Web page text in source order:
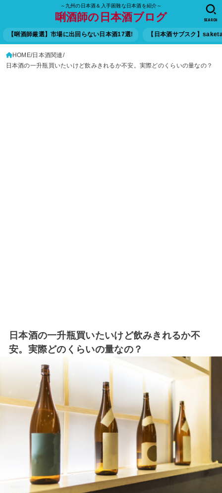
～九州の日本酒＆入手困難な日本酒を紹介～
唎酒師の日本酒ブログ
【唎酒師厳選】市場に出回らない日本酒17選! 【日本酒サブスク】
SEARCH
HOME 日本酒関連
日本酒の一升瓶買いたいけど飲みきれるか不安。実際どのくらいの量なの？
日本酒の一升瓶買いたいけど飲みきれるか不
安。実際どのくらいの量なの？